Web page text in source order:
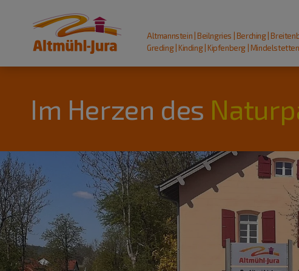
Altmannstein | Beilngries | Berching |
Greding | Kinding | Kipfenberg |
Im Herzen des